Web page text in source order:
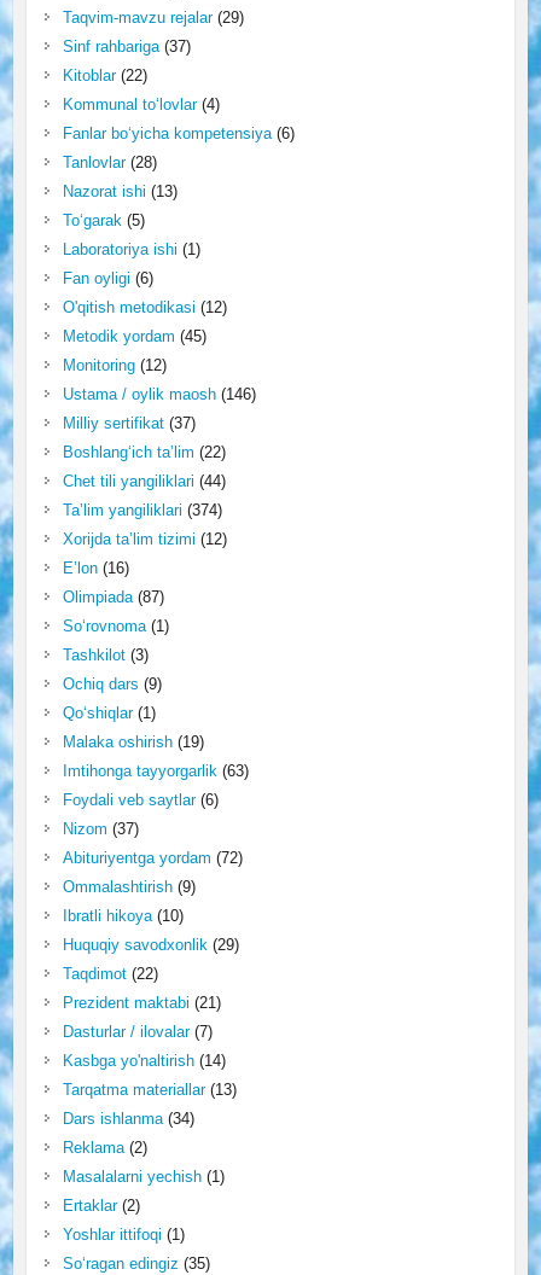
Taqvim-mavzu rejalar(29)
Sinf rahbariga(37)
Kitoblar(22)
Kommunal to‘lovlar(4)
Fanlar bo‘yicha kompetensiya(6)
Tanlovlar(28)
Nazorat ishi (13)
To‘garak(5)
Laboratoriya ishi (1)
Fan oyligi (6)
O'qitish metodikasi (12)
Metodik yordam (45)
Monitoring(12)
Ustama / oylik maosh(146)
Milliy sertifikat(37)
Boshlang‘ich ta’lim (22)
Chet tili yangiliklari (44)
Ta’lim yangiliklari (374)
Xorijda ta’lim tizimi (12)
E’lon(16)
Olimpiada(87)
So‘rovnoma(1)
Tashkilot(3)
Ochiq dars (9)
Qo‘shiqlar(1)
Malaka oshirish(19)
Imtihonga tayyorgarlik(63)
Foydali veb saytlar(6)
Nizom (37)
Abituriyentga yordam (72)
Ommalashtirish(9)
Ibratli hikoya(10)
Huquqiy savodxonlik(29)
Taqdimot(22)
Prezident maktabi (21)
Dasturlar / ilovalar(7)
Kasbga yo'naltirish(14)
Tarqatma materiallar(13)
Dars ishlanma(34)
Reklama(2)
Masalalarni yechish(1)
Ertaklar(2)
Yoshlar ittifoqi (1)
So‘ragan edingiz (35)